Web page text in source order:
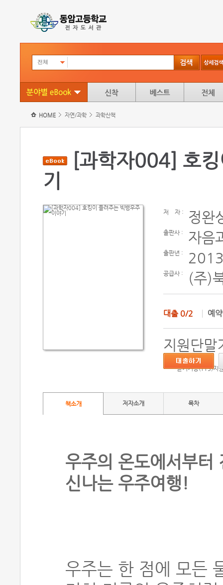
전체
HOME 자연/과학 과학산책
[과학자004] 호
기
저 자 : 정완
출판사 : 자음
출판년 :
공급사 : (주)
대출 0/2 예
지원단말
듣기기능(TTS)지
책소개 저자소개 목차
우주의 온도에서부터
신나는 우주여행!
우주는 한 점에 모든